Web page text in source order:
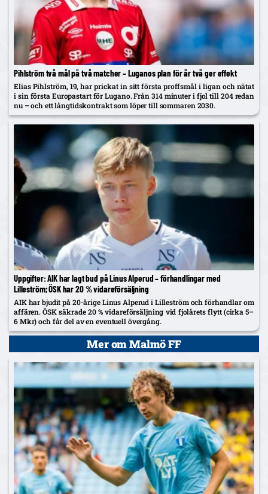
Pihlström två mål på två matcher – Luganos plan för år två ger effekt
Elias Pihlström, 19, har prickat in sitt första proffsmål i ligan och nätat
i sin första Europastart för Lugano. Från 314 minuter i fjol till 204 redan
nu – och ett långtidskontrakt som löper till sommaren 2030.
Uppgifter: AIK har lagt bud på Linus Alperud – förhandlingar med
Lilleström; ÖSK har 20 % vidareförsäljning
AIK har bjudit på 20-årige Linus Alperud i Lilleström och förhandlar om
affären. ÖSK säkrade 20 % vidareförsäljning vid fjolårets flytt (cirka 5–
6 Mkr) och får del av en eventuell övergång.
Mer om Malmö FF